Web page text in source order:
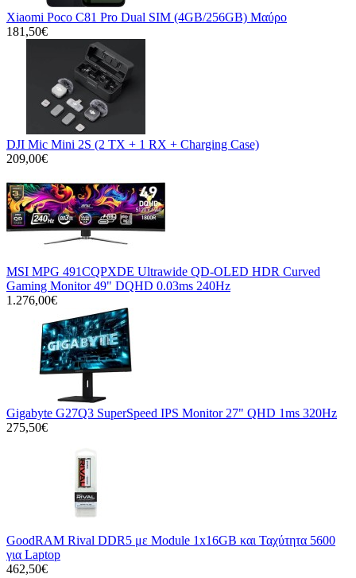
Xiaomi Poco C81 Pro Dual SIM (4GB/256GB) Μαύρο
181,50€
DJI Mic Mini 2S (2 TX + 1 RX + Charging Case)
209,00€
MSI MPG 491CQPXDE Ultrawide QD-OLED HDR Curved
Gaming Monitor 49" DQHD 0.03ms 240Hz
1.276,00€
Gigabyte G27Q3 SuperSpeed IPS Monitor 27" QHD 1ms 320Hz
275,50€
GoodRAM Rival DDR5 με Module 1x16GB και Ταχύτητα 5600
για Laptop
462,50€